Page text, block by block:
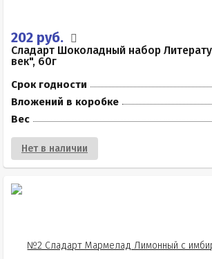
202 руб.
Сладарт Шоколадный набор
век", 60г
Срок годности
Вложений в коробке
Вес
Нет в наличии